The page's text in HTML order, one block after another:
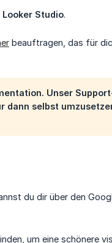
Studio.
beauftragen, das für
Unser
selbst
du dir über den
um eine schönere